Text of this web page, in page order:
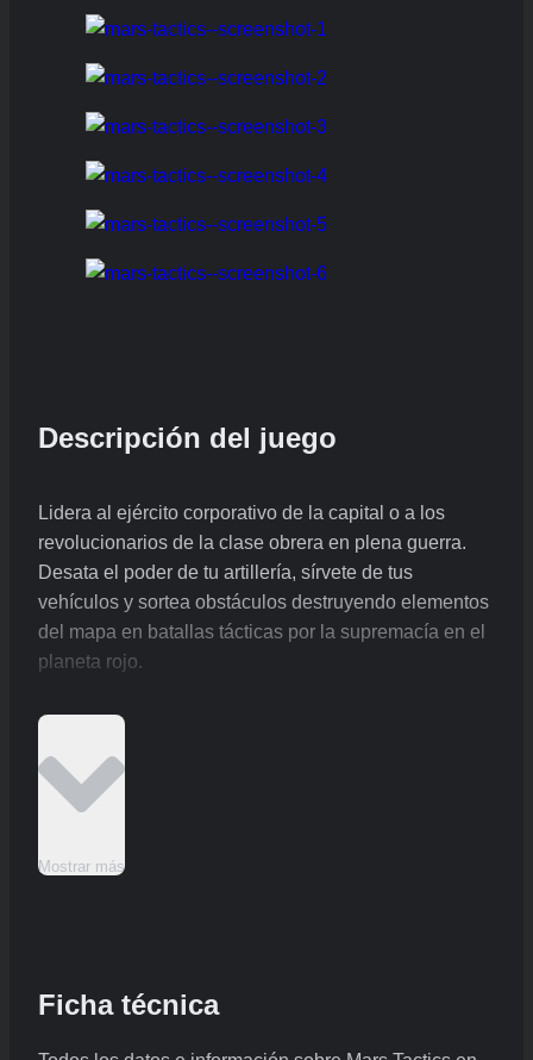
Descripción del juego
Lidera al ejército corporativo de la capital o a los
revolucionarios de la clase obrera en plena guerra.
Desata el poder de tu artillería, sírvete de tus
vehículos y sortea obstáculos destruyendo elementos
del mapa en batallas tácticas por la supremacía en el
planeta rojo.
Mostrar más
Ficha técnica